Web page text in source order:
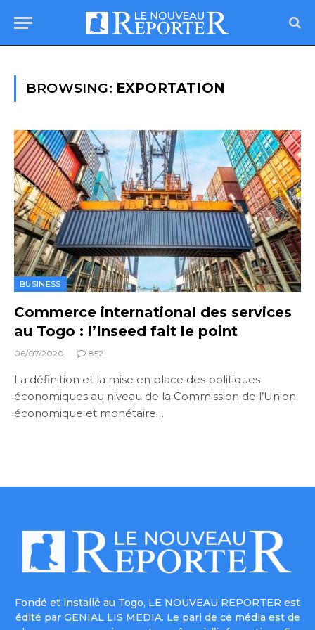
BROWSING: EXPORTATION
BUSINESS
Commerce international des services
au Togo : l’Inseed fait le point
06/07/2020 852
La définition et la mise en place des politiques
économiques au niveau de la Commission de l’Union
économique et monétaire…
Fondé et installé au Togo, LE NOUVEAU REPORTER est
édité par GENIAL LIS MEDIA. Le pari de ce média est de